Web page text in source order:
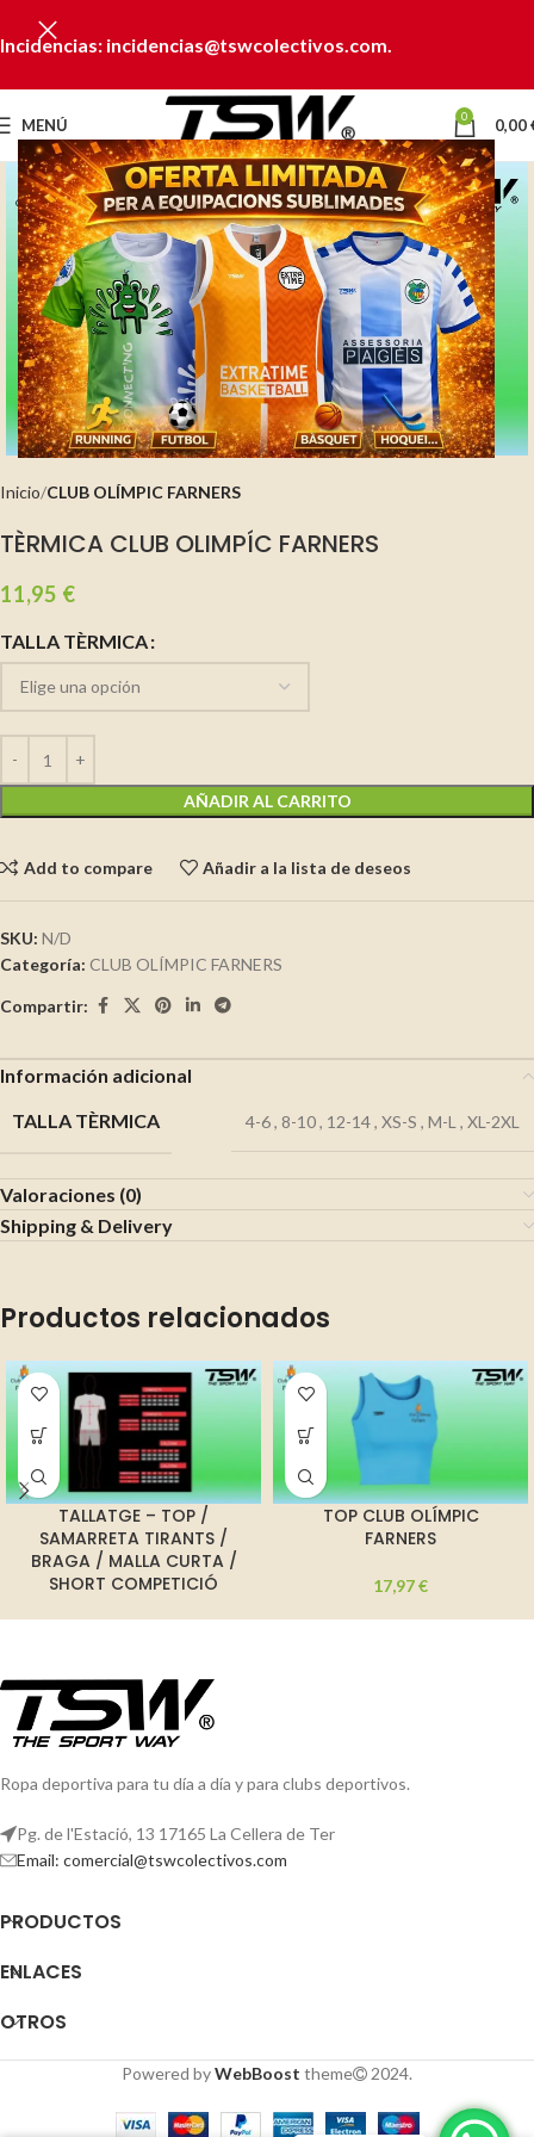
Incidencias: incidencias@tswcolectivos.com.
MENÚ 0 0,00
Clic para ampliar
Inicio CLUB OLÍMPIC FARNERS
TÈRMICA CLUB OLIMPÍC FARNERS
11,95 €
TALLA TÈRMICA
AÑADIR AL CARRITO
Add to compare Añadir a la lista de deseos
SKU: N/D
Categoría: CLUB OLÍMPIC FARNERS
Compartir:
Información adicional
TALLA TÈRMICA
4-6, 8-10, 12-14, XS-S , M-L , XL-2XL
Valoraciones (0)
Shipping & Delivery
Productos relacionados
TALLATGE – TOP /
SAMARRETA TIRANTS /
BRAGA / MALLA CURTA /
SHORT COMPETICIÓ
TOP CLUB OLÍMPIC
FARNERS
17,97€
Ropa deportiva para tu día a día y para clubs deportivos.
Pg. de l'Estació, 13 17165 La Cellera de Ter
Email: comercial@tswcolectivos.com
PRODUCTOS
ENLACES
OTROS
Powered byWebBoost theme 2024.